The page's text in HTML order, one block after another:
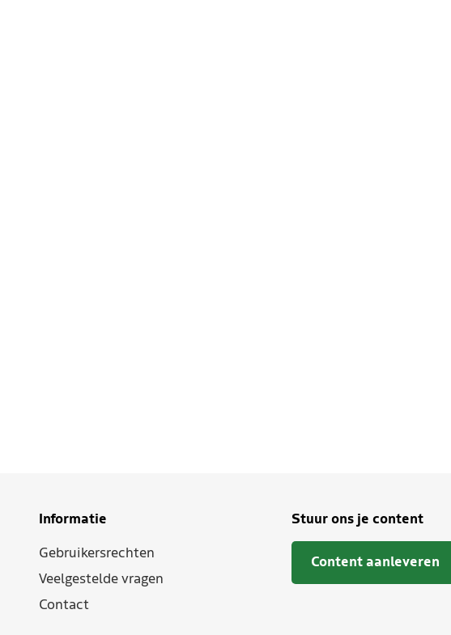
Informatie
Gebruikersrechten
Veelgestelde vragen
Contact
Stuur ons je content
Content aanleveren